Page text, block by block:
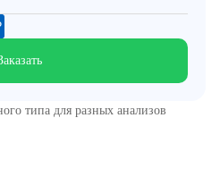
типа для разных анализов